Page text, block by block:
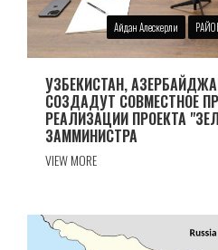
Айдан Алескерли
УЗБЕКИСТАН,
СОЗДАДУТ СОВМЕСТНОЕ
РЕАЛИЗАЦИИ ПРОЕКТА
ЗАММИНИСТРА
VIEW MORE